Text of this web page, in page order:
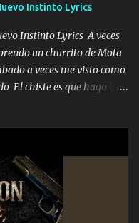
Instinto Lyrics
Instinto Lyrics A veces
un churrito de Mota
a veces me visto como
El chiste es que hago lo
trucha mis plebes Música
me ven la cachucha de lado
fajó una super o a veces
las generaciones yo